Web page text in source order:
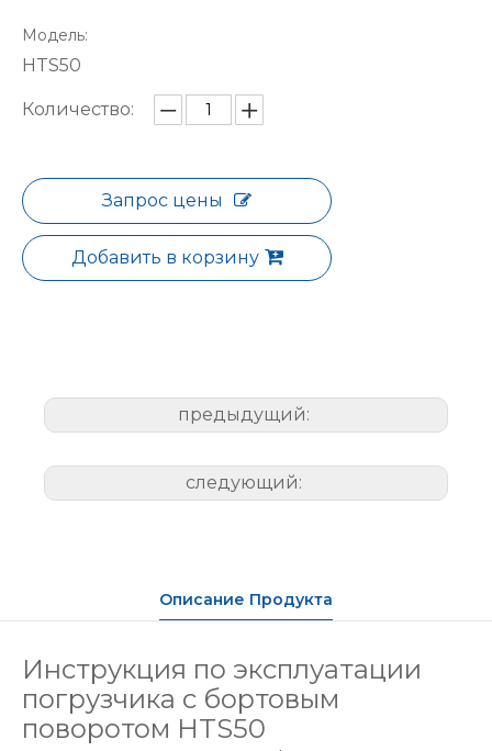
Модель:
HTS50
Количество:
Запрос цены
Добавить в корзину
предыдущий:
следующий:
Описание Продукта
Инструкция по эксплуатации
погрузчика с бортовым
поворотом HTS50